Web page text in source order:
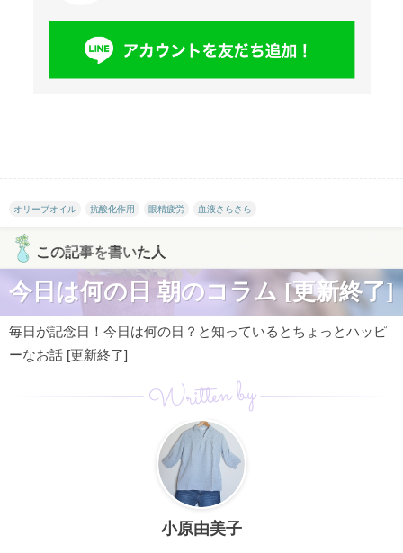
オリーブオイル 抗酸化作用 眼精疲労 血液さらさら
この記事を書いた人
今日は何の日 朝のコラム [更新終了]
毎日が記念日！今日は何の日？と知っているとちょっとハッピ
ーなお話 [更新終了]
Written by
小原由美子